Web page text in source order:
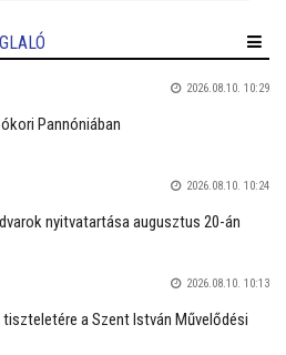
2026.08.10. 10:29
Pannóniában
2026.08.10. 10:24
nyitvatartása augusztus 20-án
2026.08.10. 10:13
a Szent István Művelődési